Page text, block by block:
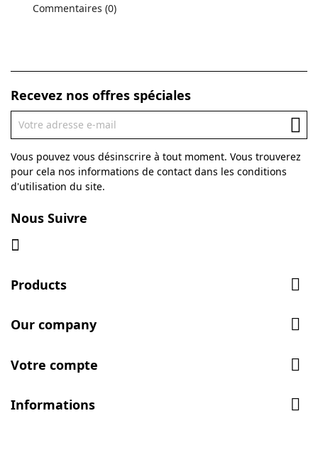
Commentaires (0)
Recevez nos offres spéciales
Vous pouvez vous désinscrire à tout moment. Vous trouverez
pour cela nos informations de contact dans les conditions
d'utilisation du site.
Nous Suivre
Products 
Our company 
Votre compte 
Informations 